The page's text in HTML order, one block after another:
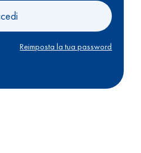
Reimposta la tua password